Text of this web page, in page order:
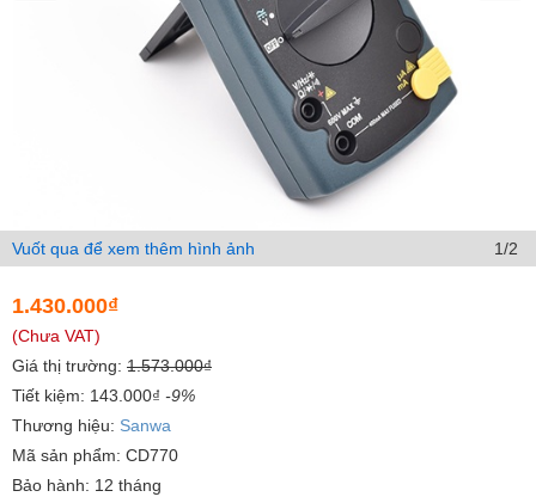
Vuốt qua để xem thêm hình ảnh 1/2
1.430.000₫
(Chưa VAT)
Giá thị trường: 1.573.000₫
Tiết kiệm: 143.000₫ -9%
Thương hiệu: Sanwa
Mã sản phẩm: CD770
Bảo hành: 12 tháng